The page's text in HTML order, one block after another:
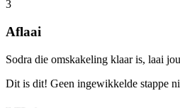
3
Aflaai
Sodra die omskakeling klaar is, laai
Dit is dit! Geen ingewikkelde stappe